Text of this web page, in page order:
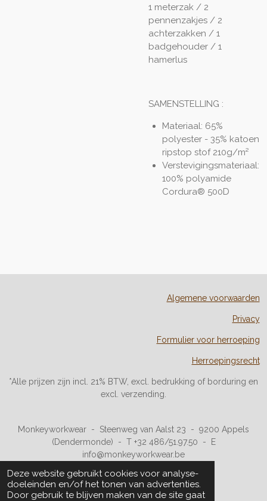
Deze website gebruikt cookies voor analyse-
doeleinden en/of het tonen van advertenties.
Door gebruik te blijven maken van de site gaat
1 meterzak / 2
pennenzakjes / 2
achterzakken / 1
badgehouder / 1
hamerlus
SAMENSTELLING :
Materiaal: 65%
polyester - 35% katoen
ripstop stof 210g/m²
Verstevigingsmateriaal:
100% polyamide
Cordura® 500D
Algemene voorwaarden
Privacy
Formulier voor herroeping
Herroepingsrecht
*Alle prijzen zijn incl. 21% BTW, excl. bedrukking of borduring en
excl. verzending.
Monkeyworkwear - Steenweg van Aalst 23 - 9200 Appels
(Dendermonde) - T +32 486/51.97.50 - E
info@monkeyworkwear.be
Powered by JouwWeb